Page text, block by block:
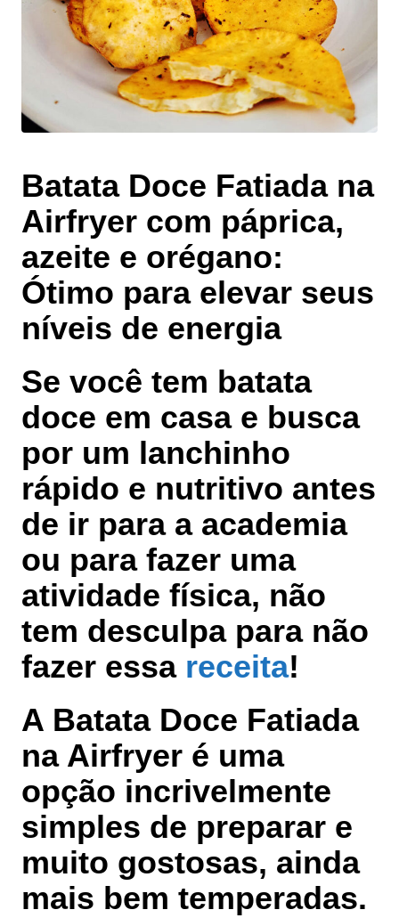
Batata Doce Fatiada na
Airfryer com páprica,
azeite e orégano:
Ótimo para elevar seus
níveis de energia
Se você tem batata
doce em casa e busca
por um lanchinho
rápido e nutritivo antes
de ir para a academia
ou para fazer uma
atividade física, não
tem desculpa para não
fazer essa receita!
A Batata Doce Fatiada
na Airfryer é uma
opção incrivelmente
simples de preparar e
muito gostosas, ainda
mais bem temperadas.